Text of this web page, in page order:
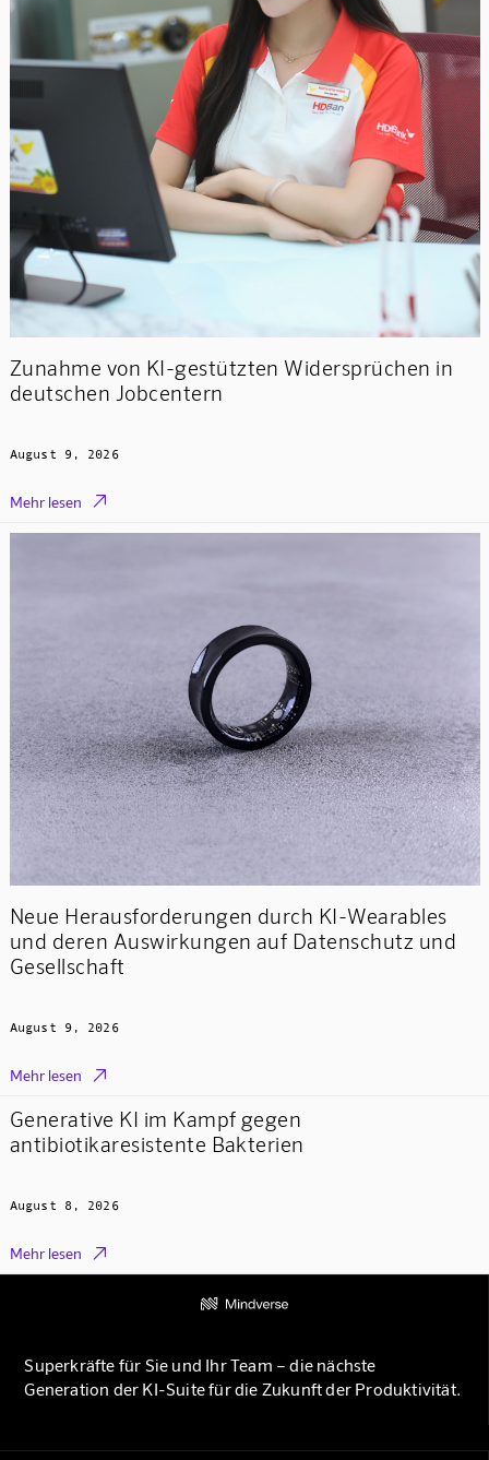
Zunahme von KI-gestützten Widersprüchen in
deutschen Jobcentern
August 9, 2026
Mehr lesen 
Neue Herausforderungen durch KI-Wearables
und deren Auswirkungen auf Datenschutz und
Gesellschaft
August 9, 2026
Mehr lesen 
Generative KI im Kampf gegen
antibiotikaresistente Bakterien
August 8, 2026
Mehr lesen 
Superkräfte für Sie und Ihr Team – die nächste
Generation der KI-Suite für die Zukunft der Produktivität.